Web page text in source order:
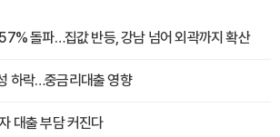
돌파…집값 반등, 강남 넘어 외곽까지 확산
하락…중금리대출 영향
대출 부담 커진다